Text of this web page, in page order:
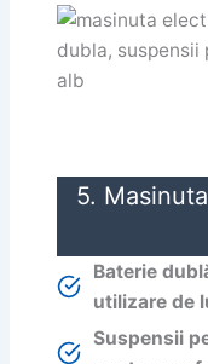
5.
Baterie
utilizare de
Suspensii